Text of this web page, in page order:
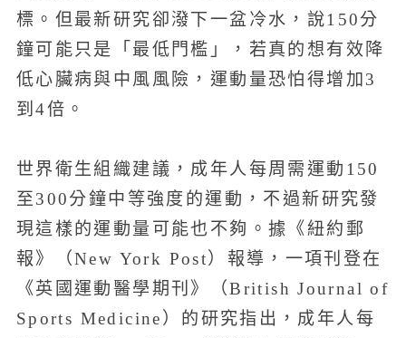
標。但最新研究卻潑下一盆冷水，說150分
鐘可能只是「最低門檻」，若真的想有效降
低心臟病與中風風險，運動量恐怕得增加3
到4倍。
世界衛生組織建議，成年人每周需運動150
至300分鐘中等強度的運動，不過新研究發
現這樣的運動量可能也不夠。據《紐約郵
報》（New York Post）報導，一項刊登在
《英國運動醫學期刊》（British Journal of
Sports Medicine）的研究指出，成年人每